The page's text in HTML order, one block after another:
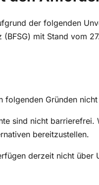
der folgenden
mit Stand vom
folgenden Gründen
sind nicht
bereitzustellen.
derzeit nicht über